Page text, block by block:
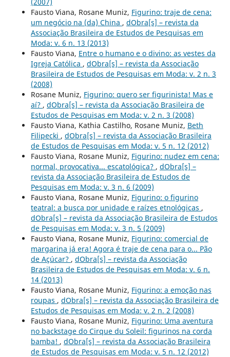
Fausto Viana, Rosane Muniz, Figurino: traje de cena:
um negócio na (da) China , dObra[s] – revista da
Associação Brasileira de Estudos de Pesquisas em
Moda: v. 6 n. 13 (2013)
Fausto Viana, Entre o humano e o divino: as vestes da
Igreja Católica , dObra[s] – revista da Associação
Brasileira de Estudos de Pesquisas em Moda: v. 2 n. 3
(2008)
Rosane Muniz, Figurino: quero ser figurinista! Mas e
aí? , dObra[s] – revista da Associação Brasileira de
Estudos de Pesquisas em Moda: v. 2 n. 3 (2008)
Fausto Viana, Kathia Castilho, Rosane Muniz, Beth
Filipecki , dObra[s] – revista da Associação Brasileira
de Estudos de Pesquisas em Moda: v. 5 n. 12 (2012)
Fausto Viana, Rosane Muniz, Figurino: nudez em cena:
normal, provocativa... escatológica? , dObra[s] –
revista da Associação Brasileira de Estudos de
Pesquisas em Moda: v. 3 n. 6 (2009)
Fausto Viana, Rosane Muniz, Figurino: o figurino
teatral: a busca por unidade e raízes etnológicas ,
dObra[s] – revista da Associação Brasileira de Estudos
de Pesquisas em Moda: v. 3 n. 5 (2009)
Fausto Viana, Rosane Muniz, Figurino: comercial de
margarina já era! Agora é traje de cena para o... Pão
de Açúcar? , dObra[s] – revista da Associação
Brasileira de Estudos de Pesquisas em Moda: v. 6 n.
14 (2013)
Fausto Viana, Rosane Muniz, Figurino: a emoção nas
roupas , dObra[s] – revista da Associação Brasileira de
Estudos de Pesquisas em Moda: v. 2 n. 2 (2008)
Fausto Viana, Rosane Muniz, Figurino: Uma aventura
no backstage do Cirque du Soleil: figurinos na corda
bamba! , dObra[s] – revista da Associação Brasileira
de Estudos de Pesquisas em Moda: v. 5 n. 12 (2012)